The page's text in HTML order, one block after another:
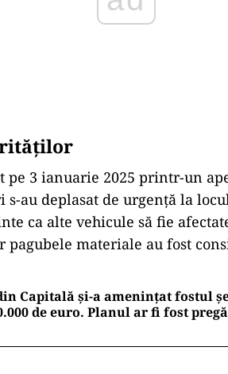
pe 3 ianuarie 2025 printr-un
s-au deplasat de urgență la
ca alte vehicule să fie
materiale au fost
Capitală și-a amenințat fostul
de euro. Planul ar fi fost